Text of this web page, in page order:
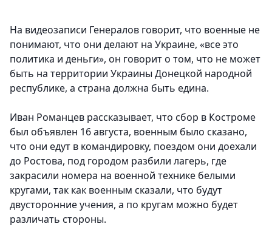
На видеозаписи Генералов говорит, что военные не
понимают, что они делают на Украине, «все это
политика и деньги», он говорит о том, что не может
быть на территории Украины Донецкой народной
республике, а страна должна быть едина.
Иван Романцев рассказывает, что сбор в Костроме
был объявлен 16 августа, военным было сказано,
что они едут в командировку, поездом они доехали
до Ростова, под городом разбили лагерь, где
закрасили номера на военной технике белыми
кругами, так как военным сказали, что будут
двусторонние учения, а по кругам можно будет
различать стороны.